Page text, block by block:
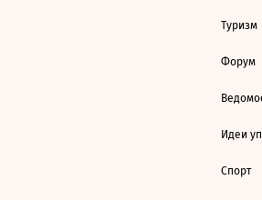
Туризм
Форум
Идеи
Спорт